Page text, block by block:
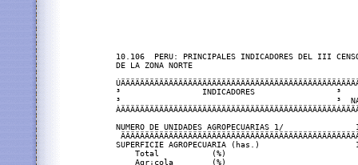
10.106  PERU: PRINCIPALES INDICADORES DEL III CENSO NACIONAL AGROPECUARIO
DE LA ZONA NORTE

ÚÄÄÄÄÄÄÄÄÄÄÄÄÄÄÄÄÄÄÄÄÄÄÄÄÄÄÄÄÄÄÄÄÄÄÄÄÄÄÄÄÄÄÄÄÄÂÄÄÄÄÄÄÄÄÄÄÄÄÂÄÄÄÄÄÄÄÄÂÄÄÄÄÄÄÄÄÄÄÂÄÄÄÄÄÄÄÄÄÄÄ¿
³                 INDICADORES                 ³    TOTAL   ³ TUMBES ³  PIURA   ³  LAMBAYE- ³
³                                             ³  NACIONAL  ³        ³          ³    QUE    ³
ÀÄÄÄÄÄÄÄÄÄÄÄÄÄÄÄÄÄÄÄÄÄÄÄÄÄÄÄÄÄÄÄÄÄÄÄÄÄÄÄÄÄÄÄÄÄÁÄÄÄÄÄÄÄÄÄÄÄÄÁÄÄÄÄÄÄÄÄÁÄÄÄÄÄÄÄÄÄÄÁÄÄÄÄÄÄÄÄÄÄÄÙ

NUMERO DE UNIDADES AGROPECUARIAS 1/               1745773      6921    113037       44352
 ÄÄÄÄÄÄÄÄÄÄÄÄÄÄÄÄÄÄÄÄÄÄÄÄÄÄÄÄÄÄÄÄÄÄÄÄÄÄÄÄÄÄÄÄÄÄÄÄÄÄÄÄÄÄÄÄÄÄÄÄÄÄÄÄÄÄÄÄÄÄÄÄÄÄÄÄÄÄÄÄÄÄÄÄÄÄÄÄÄÄ 
SUPERFICIE AGROPECUARIA (has.)                    1862404     31558   1117079      713768
    Total           (%)                             100,0     100,0     100,0       100,0
    Agr¡cola        (%)                              16,7      61,4      21,9        26,4
    No Agr¡cola     (%)                              83,3      38,6      78,1        73,6
 ÄÄÄÄÄÄÄÄÄÄÄÄÄÄÄÄÄÄÄÄÄÄÄÄÄÄÄÄÄÄÄÄÄÄÄÄÄÄÄÄÄÄÄÄÄÄÄÄÄÄÄÄÄÄÄÄÄÄÄÄÄÄÄÄÄÄÄÄÄÄÄÄÄÄÄÄÄÄÄÄÄÄÄÄÄÄÄÄÄÄ 
UNIDADES AGROPECUARIAS SEGUN TAMA¥O
    Total                        (%)                100,0     100,0     100,0       100,0
    Menos de 5 has.              (%)                 70,4      76,8      78,4        70,5
    De 5,0 a 9,9 has.            (%)                 14,1      16,7      14,4        19,4
    De 10,0 a 49,9 has.          (%)                 12,6       6,1       6,7         9,5
    De 50 a m s has.             (%)                  3,0       0,4       0,5         0,6
 ÄÄÄÄÄÄÄÄÄÄÄÄÄÄÄÄÄÄÄÄÄÄÄÄÄÄÄÄÄÄÄÄÄÄÄÄÄÄÄÄÄÄÄÄÄÄÄÄÄÄÄÄÄÄÄÄÄÄÄÄÄÄÄÄÄÄÄÄÄÄÄÄÄÄÄÄÄÄÄÄÄÄÄÄÄÄÄÄÄÄ 
PRODUCTORES POR SEXO (Personas) 2/                 166160      6984    113744       45432
    Total               (%)                         100,0     100,0     100,0       100,0
    Hombres             (%)                          79,6      87,6      85,4        78,6
    Mujeres             (%)                          20,4      12,4      14,6        21,4
 ÄÄÄÄÄÄÄÄÄÄÄÄÄÄÄÄÄÄÄÄÄÄÄÄÄÄÄÄÄÄÄÄÄÄÄÄÄÄÄÄÄÄÄÄÄÄÄÄÄÄÄÄÄÄÄÄÄÄÄÄÄÄÄÄÄÄÄÄÄÄÄÄÄÄÄÄÄÄÄÄÄÄÄÄÄÄÄÄÄÄ 
ALFABETISMO DEL PRODUCTOR (Personas) 2/           1750640      6984    113744       45432
    Total                    (%)                    100,0     100,0     100,0       100,0
    Sabe Leer y Escribir     (%)                     76,0      89,5      74,0        80,4
    No Sabe Leer y Escribir  (%)                     22,2       9,3      24,7        18,2
    No Especificado          (%)                      1,8       1,1       1,3         1,4
 ÄÄÄÄÄÄÄÄÄÄÄÄÄÄÄÄÄÄÄÄÄÄÄÄÄÄÄÄÄÄÄÄÄÄÄÄÄÄÄÄÄÄÄÄÄÄÄÄÄÄÄÄÄÄÄÄÄÄÄÄÄÄÄÄÄÄÄÄÄÄÄÄÄÄÄÄÄÄÄÄÄÄÄÄÄÄÄÄÄÄ 
NIVEL EDUCATIVO DEL PRODUCTOR (Personas) 2/       1750640      6984    113744       45432
    Total                             (%)           100,0     100,0     100,0       100,0
    Ning£n Nivel                      (%)            20,4       8,8      23,1        17,3
    Primaria                          (%)            59,6      69,5      65,4        62,3
    Secundaria                        (%)            14,8      15,5       8,5        14,8
    Superior                          (%)             3,7       5,0       1,8         4,2
    No Especificado                   (%)             1,8       1,1       1,2         1,3

 ÄÄÄÄÄÄÄÄÄÄÄÄÄÄÄÄÄÄÄÄÄÄÄÄÄÄÄÄÄÄÄÄÄÄÄÄÄÄÄÄÄÄÄÄÄÄÄÄÄÄÄÄÄÄÄÄÄÄÄÄÄÄÄÄÄÄÄÄÄÄÄÄÄÄÄÄÄÄÄÄÄÄÄÄÄÄÄÄÄÄÄÄÄÄÄÄÄÄÄÄÄÄÄÄÄÄÄÄÄÄÄÄÄÄÄÄÄ    
1/ La informaci¢n comprende a unidades agropecuarias que cuentan con tierras y se encuentran en operaci¢n.
2/ La informaci¢n referida a las caracteristicas del productor est  referida a productores agropecuarios individuales,
   que incluye personas naturales  y/o sociedades de hecho.
                                                                                  Contin£a...


10.106 PERU:  PRINCIPALES INDICADORES DEL III CENSO NACIONAL AGROPECUARIO
       DE LA ZONA NORTE

ÚÄÄÄÄÄÄÄÄÄÄÄÄÄÄÄÄÄÄÄÄÄÄÄÄÄÄÄÄÄÄÄÄÄÄÄÄÄÄÄÄÄÄÄÄÄÂÄÄÄÄÄÄÄÄÄÄÄÄÂÄÄÄÄÄÄÄÄÂÄÄÄÄÄÄÄÄÄÄÂÄÄÄÄÄÄÄÄÄÄÄ¿
³                 INDICADORES                 ³    TOTAL   ³ TUMBES ³  PIURA   ³  LAMBAYE- ³
³                                             ³  NACIONAL  ³        ³          ³    QUE    ³
ÀÄÄÄÄÄÄÄÄÄÄÄÄÄÄÄÄÄÄÄÄÄÄÄÄÄÄÄÄÄÄÄÄÄÄÄÄÄÄÄÄÄÄÄÄÄÁÄÄÄÄÄÄÄÄÄÄÄÄÁÄÄÄÄÄÄÄÄÁÄÄÄÄÄÄÄÄÄÄÁÄÄÄÄÄÄÄÄÄÄÄÙ

EDAD DEL PRODUCTOR AGROPEC. (Personas) 2/         1750640       6984     113744       45432
TOTAL                        (%)                    100,0      100,0      100,0       100,0
Menores de 30 a¤os           (%)                     14,9        5,4       10,4         8,3
De 30 a 44 a¤os              (%)                     31,6       26,3       31,2        26,9
De 45 a 64 a¤os              (%)                     36,7       45,3       41,8        43,3
De 65 y m s a¤os             (%)                     15,6       22,1       16,0        20,4
No especificado              (%)                      1,3        0,9        0,7         1,0
 ÄÄÄÄÄÄÄÄÄÄÄÄÄÄÄÄÄÄÄÄÄÄÄÄÄÄÄÄÄÄÄÄÄÄÄÄÄÄÄÄÄÄÄÄÄÄÄÄÄÄÄÄÄÄÄÄÄÄÄÄÄÄÄÄÄÄÄÄÄÄÄÄÄÄÄÄÄÄÄÄÄÄÄÄÄÄÄÄÄÄÄ 
NUMERO DE PARCELAS                                 307819       9277     229022       69520
    Parcelas por Unidad Agropecuaria           0,17632247 1,34041323 2,02607995 1,567460317
 ÄÄÄÄÄÄÄÄÄÄÄÄÄÄÄÄÄÄÄÄÄÄÄÄÄÄÄÄÄÄÄÄÄÄÄÄÄÄÄÄÄÄÄÄÄÄÄÄÄÄÄÄÄÄÄÄÄÄÄÄÄÄÄÄÄÄÄÄÄÄÄÄÄÄÄÄÄÄÄÄÄÄÄÄÄÄÄÄÄÄÄ 
TENENCIA DE LAS PARCELAS
    Total                 (%)                       100,0      100,0      100,0       100,0
    Propietarios          (%)                        71,6       89,4       64,1        67,4
    Arrendatarios         (%)                         2,4        3,5        2,9         2,3
    Comuneros             (%)                        23,2        0,9       30,6        26,6
    Otros                 (%)                         2,8        6,2        2,5         3,7
 ÄÄÄÄÄÄÄÄÄÄÄÄÄÄÄÄÄÄÄÄÄÄÄÄÄÄÄÄÄÄÄÄÄÄÄÄÄÄÄÄÄÄÄÄÄÄÄÄÄÄÄÄÄÄÄÄÄÄÄÄÄÄÄÄÄÄÄÄÄÄÄÄÄÄÄÄÄÄÄÄÄÄÄÄÄÄÄÄÄÄÄ  
PRINCIPALES CULTIVOS
TRANSITORIOS
                                                 Papa         Pl tano      Ma¡z A. Duro   Ca¤a de Az£car
                                            Ma¡z Amil ceo  Arroz C scara      Pl tano      Ma¡z A. Duro
                                            Ma¡z A. Duro  Frijol Castilla  Arroz C scara   Arroz C scara
                                               Pl tano      Ma¡z A. Duro        Yuca      Frijol Castilla
                                             Arroz C scara      Soya           Algod¢n    Frijol Chileno
                                                                                           Ma¡z Amil ceo

                                                                                    Contin£a...





10.106 PERU: PRINCIPALES INDICADORES DEL III CENSO NACIONAL AGROPECUARIO
       DE LA ZONA